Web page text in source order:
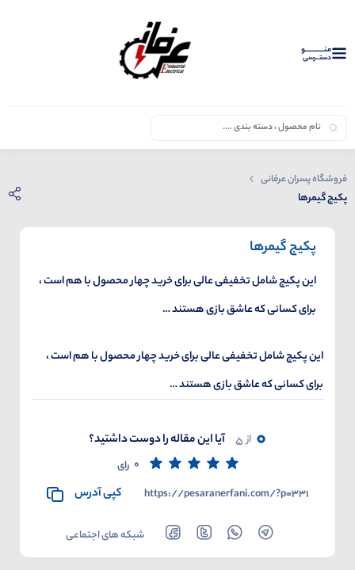
منــــــــــــو
دستــرسی
فروشگاه پسران عرفانی
پکیج گیمرها
پکیج گیمرها
این پکیج شامل تخفیفی عالی برای خرید چهار محصول با هم است ،
برای کسانی که عاشق بازی هستند …
این پکیج شامل تخفیفی عالی برای خرید چهار محصول با هم است ،
برای کسانی که عاشق بازی هستند …
0 از 5 آیا این مقاله را دوست داشتید؟
0 رای
https://pesaranerfani.com/?p=331
کپی آدرس
شبکه های اجتماعی